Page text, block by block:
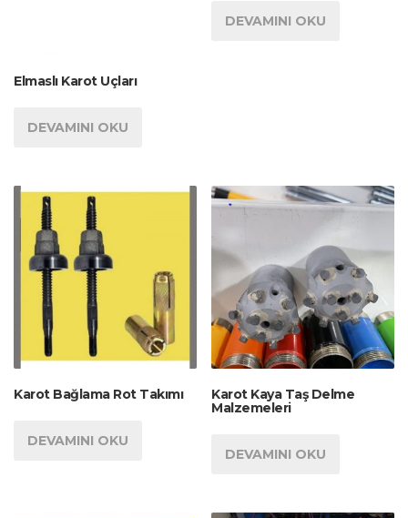
Elmaslı Karot Uçları
DEVAMINI OKU
DEVAMINI OKU
Karot Bağlama Rot Takımı
DEVAMINI OKU
Karot Kaya Taş Delme
Malzemeleri
DEVAMINI OKU